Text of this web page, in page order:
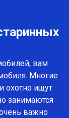
вам
Многие
охотно ищут
занимаются
важно